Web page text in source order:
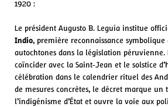
1920 :
Le président Augusto B. Leguía institue
Indio, première reconnaissance symbolique
autochtones dans la législation péruvienne.
coïncider avec la Saint‑Jean et le solstice
célébration dans le calendrier rituel des
de mesures concrètes, le décret marque un
l’indigénisme d’État et ouvre la voie aux